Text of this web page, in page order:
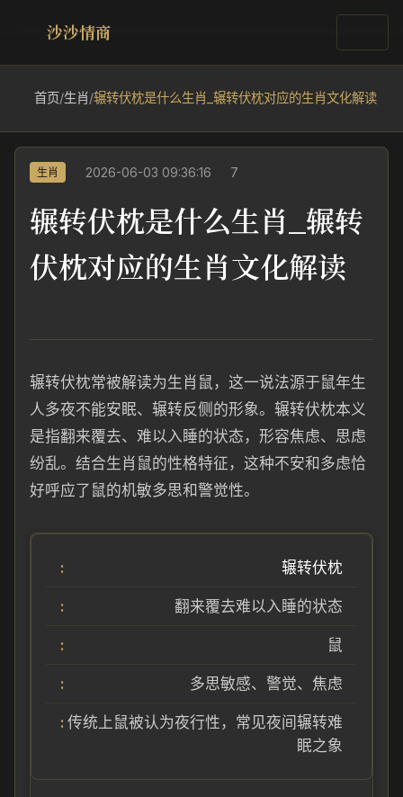
沙沙情商
首页/生肖/辗转伏枕是什么生肖_辗转伏枕对应的生肖文化解读
生肖 2026-06-03 09:36:16 7
辗转伏枕是什么生肖_辗转
伏枕对应的生肖文化解读
辗转伏枕常被解读为生肖鼠，这一说法源于鼠年生
人多夜不能安眠、辗转反侧的形象。辗转伏枕本义
是指翻来覆去、难以入睡的状态，形容焦虑、思虑
纷乱。结合生肖鼠的性格特征，这种不安和多虑恰
好呼应了鼠的机敏多思和警觉性。
辗转伏枕
翻来覆去难以入睡的状态
鼠
多思敏感、警觉、焦虑
传统上鼠被认为夜行性，常见夜间辗转难
眠之象